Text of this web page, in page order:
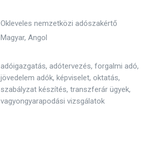
Okleveles nemzetközi adószakértő
Magyar, Angol
adóigazgatás, adótervezés, forgalmi adó,
jövedelem adók, képviselet, oktatás,
szabályzat készítés, transzferár ügyek,
vagyongyarapodási vizsgálatok